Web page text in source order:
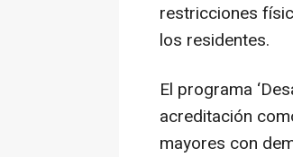
restricciones
los residentes.
El programa
acreditación
mayores con